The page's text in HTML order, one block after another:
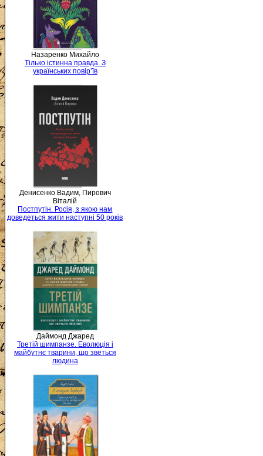
Назаренко Михайло
Тілько істинна правда. З
українських повір’їв
Денисенко Вадим, Пирович
Віталій
Постпутін. Росія, з якою нам
доведеться жити наступні 50 років
Даймонд Джаред
Третій шимпанзе. Еволюція і
майбутнє тварини, що зветься
людина